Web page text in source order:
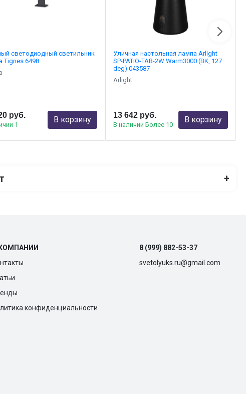
светодиодный светильник
Tignes 6498
руб.
1
В корзину
Уличная настольная лампа Arlight
SP-PATIO-TAB-2W Warm3000 (BK, 127
deg) 043587
Arlight
13 642 руб.
В наличии Более 10
В корзину
+
конфиденциальности
8 (999) 882-53-37
svetolyuks.ru@gmail.com